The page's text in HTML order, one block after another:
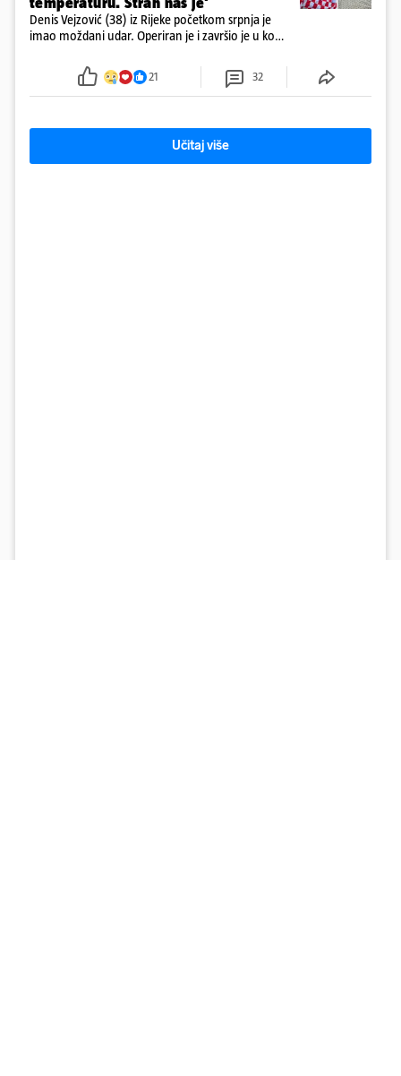
Denis Vejzović (38) iz Rijeke početkom srpnja je
imao moždani udar. Operiran je i završio je u komi.
tamošnji liječnici ne vjeruju u oporavak: 'Imamo
21 32
Učitaj više